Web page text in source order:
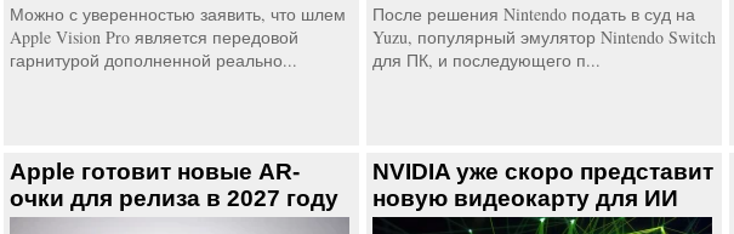
Можно с уверенностью заявить, что шлем
Apple Vision Pro является передовой
гарнитурой дополненной реально...
После решения Nintendo подать в суд на
Yuzu, популярный эмулятор Nintendo Switch
для ПК, и последующего п...
Apple готовит новые AR-
очки для релиза в 2027 году
NVIDIA уже скоро представит
новую видеокарту для ИИ